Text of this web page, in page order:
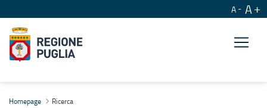
A A
Homepage Ricerca